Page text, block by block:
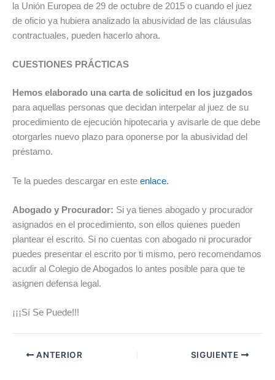
la Unión Europea de 29 de octubre de 2015 o cuando el juez
de oficio ya hubiera analizado la abusividad de las cláusulas
contractuales, pueden hacerlo ahora.
CUESTIONES PRÁCTICAS
Hemos elaborado una carta de solicitud en los juzgados
para aquellas personas que decidan interpelar al juez de su
procedimiento de ejecución hipotecaria y avisarle de que debe
otorgarles nuevo plazo para oponerse por la abusividad del
préstamo.
Te la puedes descargar en este enlace.
Abogado y Procurador: Si ya tienes abogado y procurador
asignados en el procedimiento, son ellos quienes pueden
plantear el escrito. Si no cuentas con abogado ni procurador
puedes presentar el escrito por ti mismo, pero recomendamos
acudir al Colegio de Abogados lo antes posible para que te
asignen defensa legal.
¡¡¡Sí Se Puede!!!
ANTERIOR SIGUIENTE